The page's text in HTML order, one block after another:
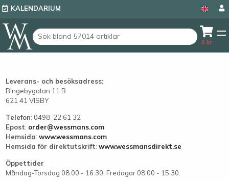
KALENDARIUM
0 kr
Leverans- och besöksadress:
Bingebygatan 11 B
621 41 VISBY
Telefon: 0498-22 61 32
Epost: order@wessmans.com
Hemsida: www.wessmans.com
Hemsida för direktutskrift: www.wessmansdirekt.se
Öppettider
Måndag-Torsdag 08:00 - 16:30, Fredagar 08:00 - 15:30.